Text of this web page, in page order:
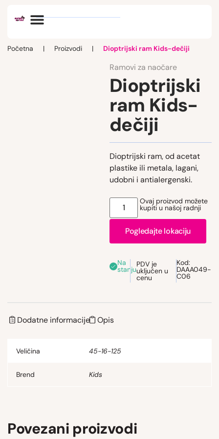
Početna | Proizvodi | Dioptrijski ram Kids-dečiji
Ramovi za naočare
Dioptrijski
ram Kids-
dečiji
Dioptrijski ram, od acetat
plastike ili metala, lagani,
udobni i antialergenski.
Ovaj proizvod možete
kupiti u našoj radnji
Pogledajte lokaciju
Na
stanju
PDV je
uključen u
cenu
Kod:
DAAA049-
C06
Dodatne informacije Opis
Veličina 45-16-125
Brend Kids
Povezani proizvodi